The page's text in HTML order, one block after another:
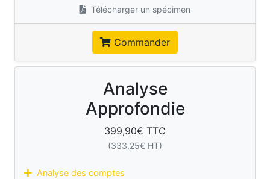
Télécharger un spécimen
Commander
Analyse
Approfondie
399,90€ TTC
(333,25€ HT)
Analyse des comptes